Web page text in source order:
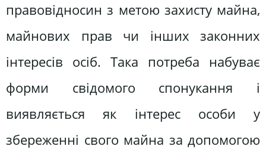
правовідносин з метою захисту майна,
майнових прав чи інших законних
інтересів осіб. Така потреба набуває
форми свідомого спонукання і
виявляється як інтерес особи у
збереженні свого майна за допомогою